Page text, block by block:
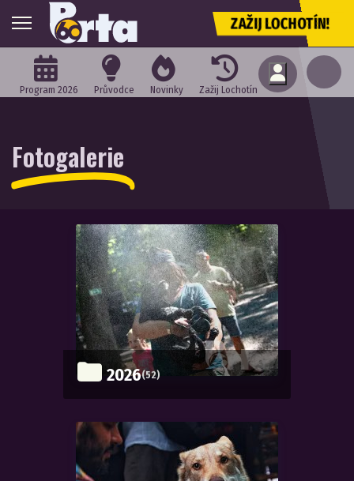
ZAŽIJ LOCHOTÍN!
Program 2026 Průvodce Novinky Zažij Lochotín
Fotogalerie
2026(52)